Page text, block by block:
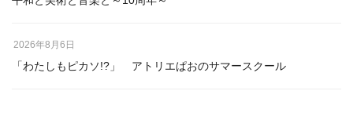
「わたしもピカソ!?」 アトリエぱおのサマースクール
2026年8月6日